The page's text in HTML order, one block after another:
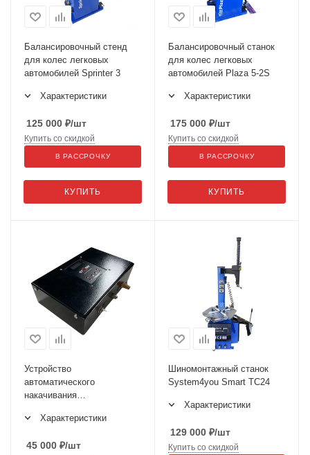
Балансировочный стенд
для колес легковых
автомобилей Sprinter 3
Характеристики
125 000 ₽/шт
КУПИТЬ
Купить со скидкой
В РАССРОЧКУ
Балансировочный станок
для колес легковых
автомобилей Plaza 5-2S
Характеристики
175 000 ₽/шт
КУПИТЬ
Купить со скидкой
В РАССРОЧКУ
Устройство
автоматического
накачивания
STORM INFLATOR
Характеристики
45 000 ₽/шт
Шиномонтажный станок
System4you Smart TC24
Характеристики
129 000 ₽/шт
Купить со скидкой